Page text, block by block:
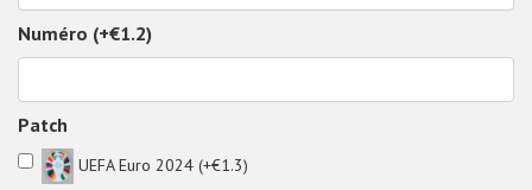
Numéro (+€1.2)
Patch
UEFA Euro 2024 (+€1.3)